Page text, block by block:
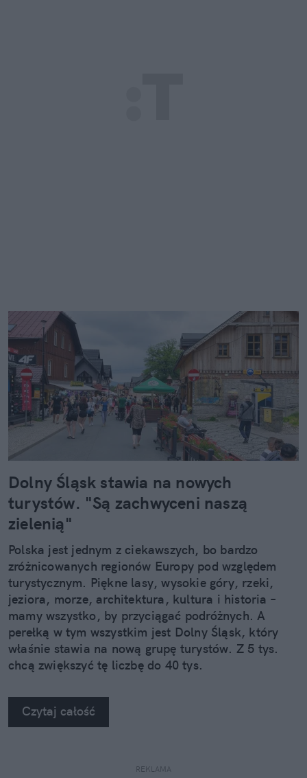
Dolny Śląsk stawia na nowych
turystów. "Są zachwyceni naszą
zielenią"
Polska jest jednym z ciekawszych, bo bardzo
zróżnicowanych regionów Europy pod względem
turystycznym. Piękne lasy, wysokie góry, rzeki,
jeziora, morze, architektura, kultura i historia –
mamy wszystko, by przyciągać podróżnych. A
perełką w tym wszystkim jest Dolny Śląsk, który
właśnie stawia na nową grupę turystów. Z 5 tys.
chcą zwiększyć tę liczbę do 40 tys.
Czytaj całość
REKLAMA